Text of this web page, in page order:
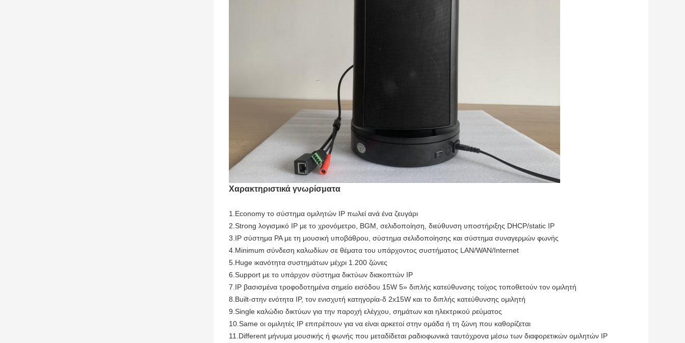
Χαρακτηριστικά γνωρίσματα
1.Economy το σύστημα ομιλητών IP πωλεί ανά ένα ζευγάρι
2.Strong λογισμικό IP με το χρονόμετρο, BGM, σελιδοποίηση, διεύθυνση υποστήριξης DHCP/static IP
3.IP σύστημα PA με τη μουσική υποβάθρου, σύστημα σελιδοποίησης και σύστημα συναγερμών φωνής
4.Minimum σύνδεση καλωδίων σε θέματα του υπάρχοντος συστήματος LAN/WAN/Internet
5.Huge ικανότητα συστημάτων μέχρι 1.200 ζώνες
6.Support με το υπάρχον σύστημα δικτύων διακοπτών IP
7.IP βασισμένα τροφοδοτημένα σημείο εισόδου 15W 5» διπλής κατεύθυνσης τοίχος τοποθετούν τον ομιλητή
8.Built-στην ενότητα IP, τον ενισχυτή κατηγορία-δ 2x15W και το διπλής κατεύθυνσης ομιλητή
9.Single καλώδιο δικτύων για την παροχή ελέγχου, σημάτων και ηλεκτρικού ρεύματος
10.Same οι ομιλητές IP επιτρέπουν για να είναι αρκετοί στην ομάδα ή τη ζώνη που καθορίζεται
11.Different μήνυμα μουσικής ή φωνής που μεταδίδεται ραδιοφωνικά ταυτόχρονα μέσω των διαφορετικών ομιλητών IP